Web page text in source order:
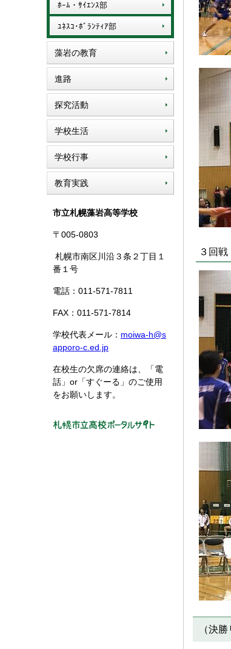
ﾎｰﾑ・ｻｲｴﾝｽ部
ﾕﾈｽｺ･ﾎﾞﾗﾝﾃｨｱ部
藻岩の教育
進路
探究活動
学校生活
学校行事
教育実践
市立札幌藻岩高等学校
〒005-0803
札幌市南区川沿３条２丁目１
番１号
電話：011-571-7811
FAX：011-571-7814
学校代表メール： moiwa-h@s
apporo-c.ed.jp
在校生の欠席の連絡は、「電
話」or「すぐーる」のご使用
をお願いします。
３回
（決